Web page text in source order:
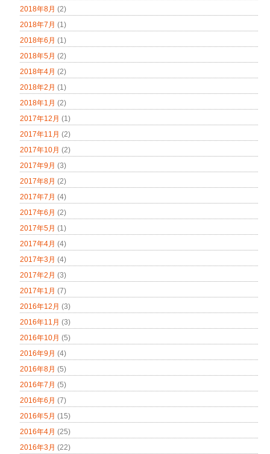
2018年8月 (2)
2018年7月 (1)
2018年6月 (1)
2018年5月 (2)
2018年4月 (2)
2018年2月 (1)
2018年1月 (2)
2017年12月 (1)
2017年11月 (2)
2017年10月 (2)
2017年9月 (3)
2017年8月 (2)
2017年7月 (4)
2017年6月 (2)
2017年5月 (1)
2017年4月 (4)
2017年3月 (4)
2017年2月 (3)
2017年1月 (7)
2016年12月 (3)
2016年11月 (3)
2016年10月 (5)
2016年9月 (4)
2016年8月 (5)
2016年7月 (5)
2016年6月 (7)
2016年5月 (15)
2016年4月 (25)
2016年3月 (22)